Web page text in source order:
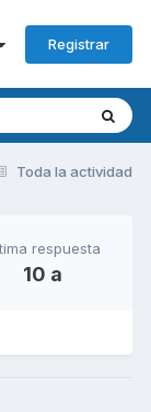
Registrar
Toda la actividad
respuesta
10 a